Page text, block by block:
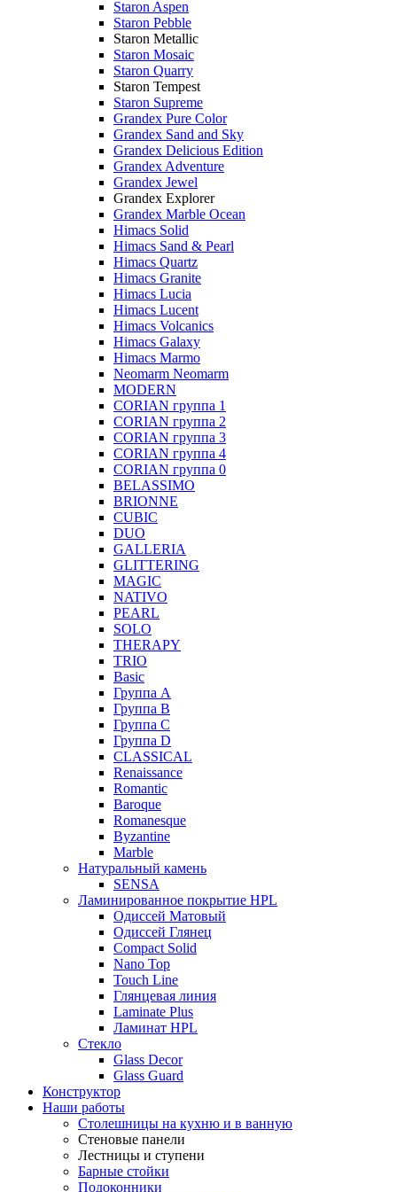
Staron Aspen
Staron Pebble
Staron Metallic
Staron Mosaic
Staron Quarry
Staron Tempest
Staron Supreme
Grandex Pure Color
Grandex Sand and Sky
Grandex Delicious Edition
Grandex Adventure
Grandex Jewel
Grandex Explorer
Grandex Marble Ocean
Himacs Solid
Himacs Sand & Pearl
Himacs Quartz
Himacs Granite
Himacs Lucia
Himacs Lucent
Himacs Volcanics
Himacs Galaxy
Himacs Marmo
Neomarm Neomarm
MODERN
CORIAN группа 1
CORIAN группа 2
CORIAN группа 3
CORIAN группа 4
CORIAN группа 0
BELASSIMO
BRIONNE
CUBIC
DUO
GALLERIA
GLITTERING
MAGIC
NATIVO
PEARL
SOLO
THERAPY
TRIO
Basic
Группа А
Группа B
Группа С
Группа D
CLASSICAL
Renaissance
Romantic
Baroque
Romanesque
Byzantine
Marble
Натуральный камень
SENSA
Ламинированное покрытие HPL
Одиссей Матовый
Одиссей Глянец
Compact Solid
Nano Top
Touch Line
Глянцевая линия
Laminate Plus
Ламинат HPL
Стекло
Glass Decor
Glass Guard
Конструктор
Наши работы
Столешницы на кухню и в ванную
Стеновые панели
Лестницы и ступени
Барные стойки
Подоконники